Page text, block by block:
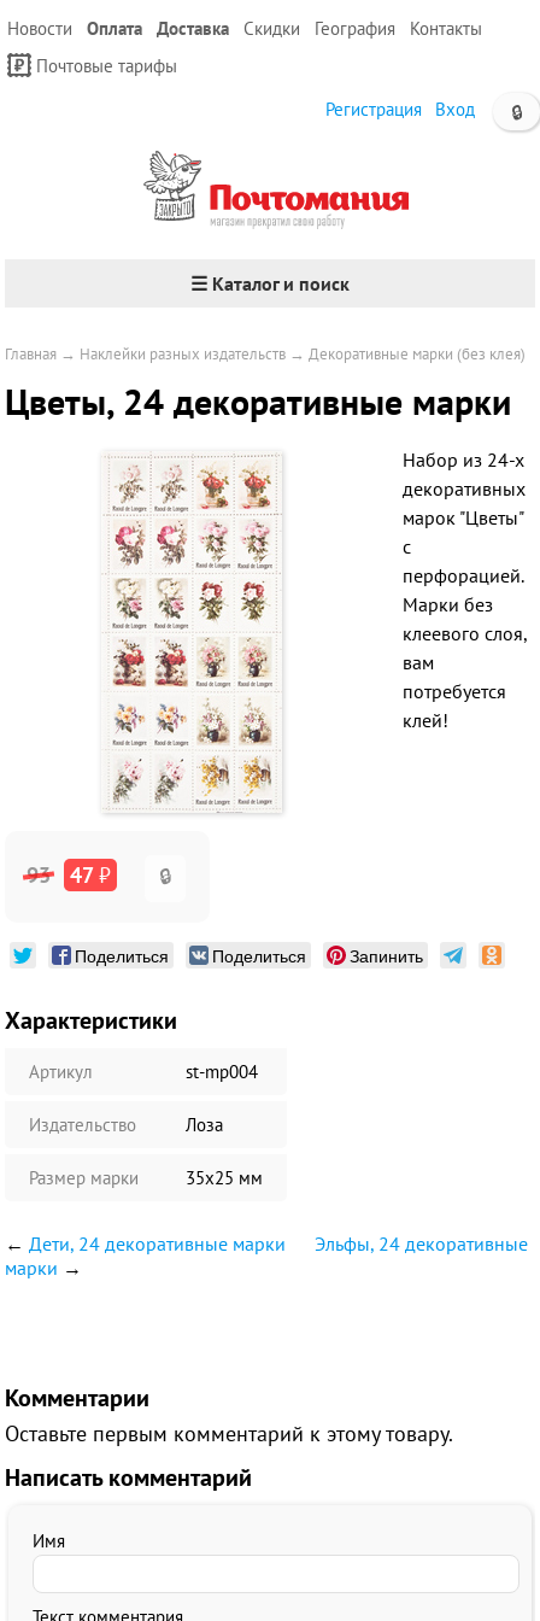
Новости Оплата Доставка Скидки География
Контакты
Почтовые тарифы
🔒
Регистрация Вход
☰ Каталог и поиск
Главная → Наклейки разных издательств →Декоративные марки (без клея)
Цветы, 24 декоративные марки
Набор из 24-х
декоративных
марок "Цветы"
с
перфорацией.
Марки без
клеевого слоя,
вам
потребуется
клей!
93 47₽ 🔒
Поделиться Поделиться Запинить
Характеристики
Артикул st-mp004
Издательство Лоза
Размер марки 35х25 мм
←Дети, 24 декоративные марки
Эльфы, 24 декоративные
марки →
Комментарии
Оставьте первым комментарий к этому товару.
Написать комментарий
Имя